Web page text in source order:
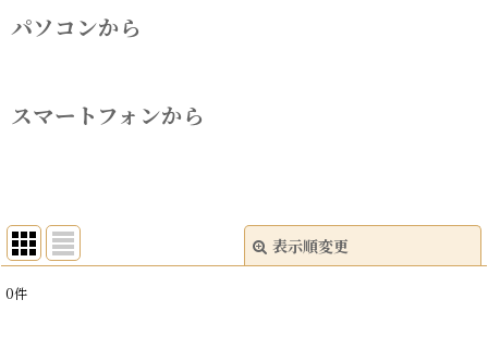
パソコンから
スマートフォンから
表示順変更
表示数
0件